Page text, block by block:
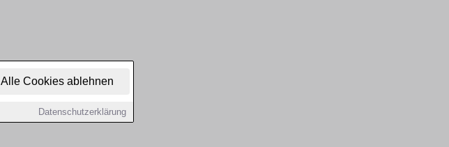
Alle Cookies ablehnen
Datenschutzerklärung